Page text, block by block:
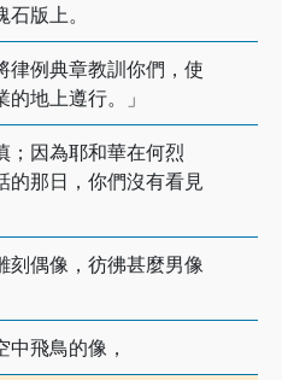
版上。
律例典章教訓你們，使
地上遵行。」
；因為耶和華在何烈
的那日，你們沒有看見
刻偶像，彷彿甚麼男像
飛鳥的像，